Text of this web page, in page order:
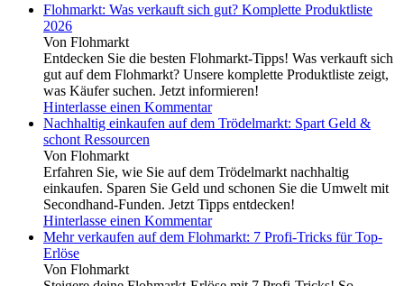
Flohmarkt: Was verkauft sich gut? Komplette Produktliste
2026
Von Flohmarkt
Entdecken Sie die besten Flohmarkt-Tipps! Was verkauft sich
gut auf dem Flohmarkt? Unsere komplette Produktliste zeigt,
was Käufer suchen. Jetzt informieren!
Hinterlasse einen Kommentar
Nachhaltig einkaufen auf dem Trödelmarkt: Spart Geld &
schont Ressourcen
Von Flohmarkt
Erfahren Sie, wie Sie auf dem Trödelmarkt nachhaltig
einkaufen. Sparen Sie Geld und schonen Sie die Umwelt mit
Secondhand-Funden. Jetzt Tipps entdecken!
Hinterlasse einen Kommentar
Mehr verkaufen auf dem Flohmarkt: 7 Profi-Tricks für Top-
Erlöse
Von Flohmarkt